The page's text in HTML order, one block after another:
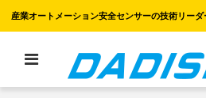
産業オートメーション安全センサーの技術リー